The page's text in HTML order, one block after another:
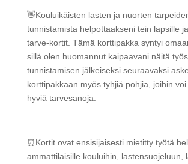
👋Kouluikäisten lasten ja nuorten
tunnistamista helpottaakseni tein lapsille
tarve-kortit. Tämä korttipakka syntyi
sillä olen huomannut kaipaavani näitä
tunnistamisen jälkeiseksi seuraavaksi
korttipakkaan myös tyhjiä pohjia, joihin
hyviä tarvesanoja.
⏰Kortit ovat ensisijaisesti mietitty työtä
ammattilaisille kouluihin, lastensuojeluun,